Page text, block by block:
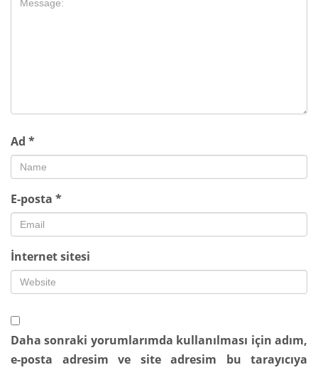
Ad *
E-posta *
İnternet sitesi
Daha sonraki yorumlarımda kullanılması için adım,
e-posta adresim ve site adresim bu tarayıcıya